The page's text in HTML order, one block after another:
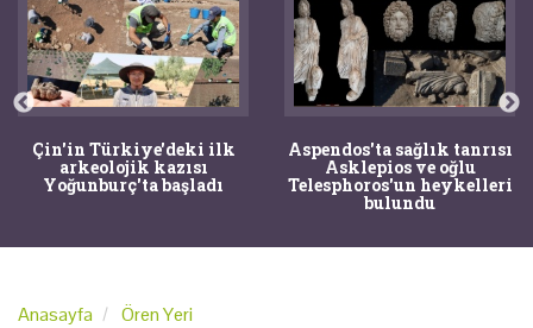
Çin'in Türkiye'deki ilk
arkeolojik kazısı
Yoğunburç'ta başladı
Aspendos'ta sağlık tanrısı
Asklepios ve oğlu
Telesphoros'un heykelleri
bulundu
Anasayfa Ören Yeri